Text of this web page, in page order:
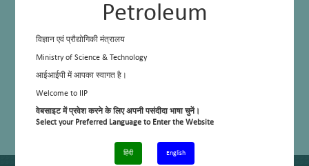
Petroleum
विज्ञान एवं प्रौद्योगिकी मंत्रालय
Ministry of Science & Technology
आईआईपी में आपका स्वागत है।
Welcome to IIP
वेबसाइट में प्रवेश करने के लिए अपनी पसंदीदा भाषा चुनें।
Select your Preferred Language to Enter the Website
हिंदी English